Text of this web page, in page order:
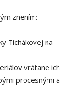
znením:
Tichákovej na
vrátane ich
procesnými a